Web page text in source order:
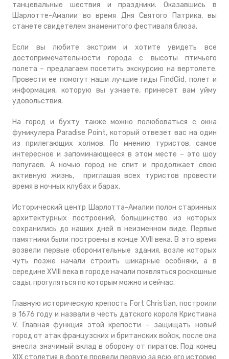
танцевальные шествия и праздники. Оказавшись в
Шарлотте-Амалии во время Дня Святого Патрика, вы
станете свидетелем знаменитого фестиваля блюза.
Если вы любите экстрим и хотите увидеть все
достопримечательности города с высоты птичьего
полета – предлагаем посетить экскурсию на вертолете.
Провести ее помогут наши лучшие гиды FindGid, полет и
информация, которую вы узнаете, принесет вам уйму
удовольствия.
На город и бухту также можно полюбоваться с окна
фуникулера Paradise Point, который отвезет вас на один
из прилегающих холмов. По мнению туристов, самое
интересное и запоминающееся в этом месте – это шоу
попугаев. А ночью город не спит и продолжает свою
активную жизнь, приглашая всех туристов провести
время в ночных клубах и барах.
Исторический центр Шарлотта-Амалии полон старинных
архитектурных построений, большинство из которых
сохранились до наших дней в неизменном виде. Первые
памятники были построены в конце XVII века. В это время
возвели первые оборонительные здания, возле которых
чуть позже начали строить шикарные особняки, а в
середине XVIII века в городе начали появляться роскошные
сады, прогуляться по которым можно и сейчас.
Главную историческую крепость Fort Christian, построили
в 1676 году и назвали в честь датского короля Кристиана
V. Главная функция этой крепости – защищать новый
город от атак французских и британских войск, после она
внесла значимый вклад в оборону от пиратов. Под конец
XIX столетия в форте провели первую за всю его историю